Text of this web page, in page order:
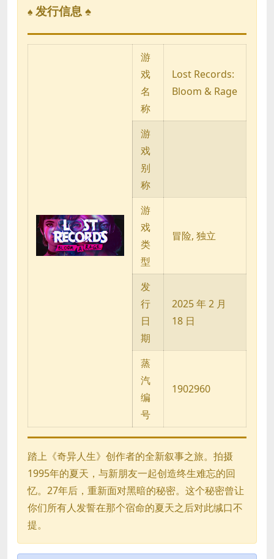
♠ 发行信息 ♠
游
戏
名
称
Lost Records:
Bloom & Rage
游
戏
别
称
游
戏
类
型
冒险, 独立
发
行
日
期
2025 年 2 月
18 日
蒸
汽
编
号
1902960
踏上《奇异人生》创作者的全新叙事之旅。拍摄
1995年的夏天，与新朋友一起创造终生难忘的回
忆。27年后，重新面对黑暗的秘密。这个秘密曾让
你们所有人发誓在那个宿命的夏天之后对此缄口不
提。